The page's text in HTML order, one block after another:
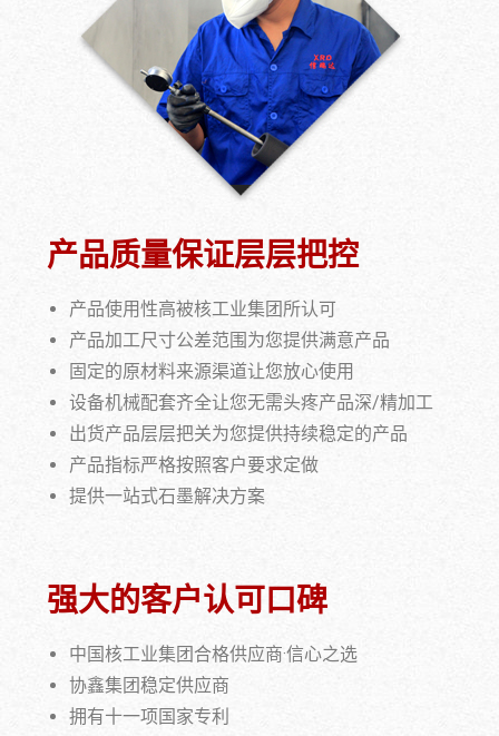
产品质量保证层层把控
产品使用性高被核工业集团所认可
产品加工尺寸公差范围为您提供满意产品
固定的原材料来源渠道让您放心使用
设备机械配套齐全让您无需头疼产品深/精加工
出货产品层层把关为您提供持续稳定的产品
产品指标严格按照客户要求定做
提供一站式石墨解决方案
强大的客户认可口碑
中国核工业集团合格供应商·信心之选
协鑫集团稳定供应商
拥有十一项国家专利